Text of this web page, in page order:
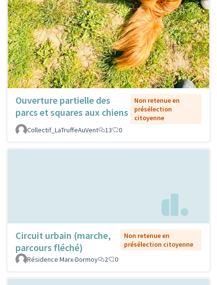
Ouverture partielle des
parcs et squares aux chiens
Non retenue en
présélection
citoyenne
Collectif_LaTruffeAuVent
13 0
Circuit urbain (marche,
parcours fléché)
Non retenue en
présélection citoyenne
Résidence Marx-Dormoy
2 0